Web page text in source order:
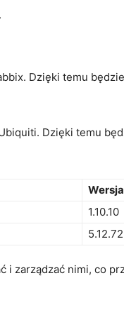
Dzięki temu
Dzięki temu
Wersja
1.10.10
5.12.72
i zarządzać nimi, co